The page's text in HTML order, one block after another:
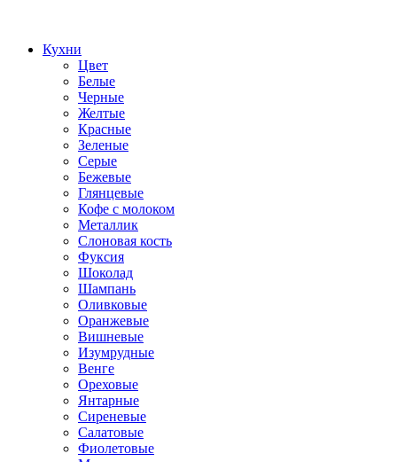
Кухни
Цвет
Белые
Черные
Желтые
Красные
Зеленые
Серые
Бежевые
Глянцевые
Кофе с молоком
Металлик
Слоновая кость
Фуксия
Шоколад
Шампань
Оливковые
Оранжевые
Вишневые
Изумрудные
Венге
Ореховые
Янтарные
Сиреневые
Салатовые
Фиолетовые